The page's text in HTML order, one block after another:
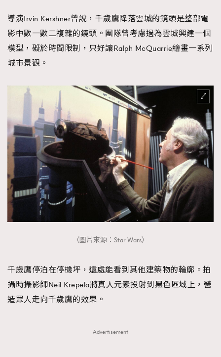
導演Irvin Kershner曾說，千歲鷹降落雲城的鏡頭是整部電
影中數一數二複雜的鏡頭。團隊曾考慮過為雲城興建一個
模型，礙於時間限制，只好讓Ralph McQuarrie繪畫一系列
城市景觀。
（圖片來源：Star Wars）
千歲鷹停泊在停機坪，遠處能看到其他建築物的輪廓。拍
攝時攝影師Neil Krepela將真人元素投射到黑色區域上，營
造眾人走向千歲鷹的效果。
Advertisement